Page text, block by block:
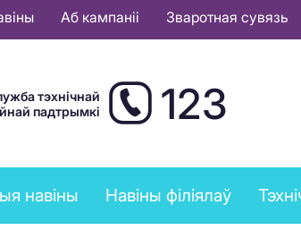
Аб кампаніі Зваротная сувязь
тэхнічнай
падтрымкі
123
навіны Навіны філіялаў